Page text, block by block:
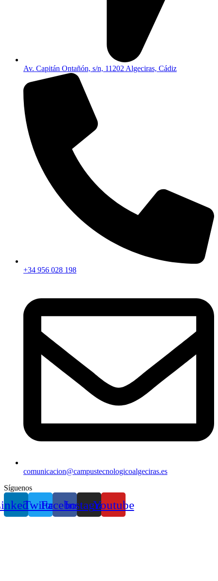
Av. Capitán Ontañón, s/n, 11202 Algeciras, Cádiz
+34 956 028 198
comunicacion@campustecnologicoalgeciras.es
Síguenos
TwitterFacebookInstagramYoutube